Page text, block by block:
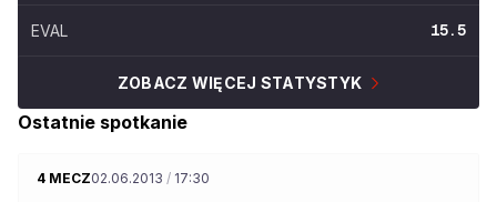
EVAL 15.5
ZOBACZ WIĘCEJ STATYSTYK
Ostatnie spotkanie
4 MECZ02.06.2013 / 17:30